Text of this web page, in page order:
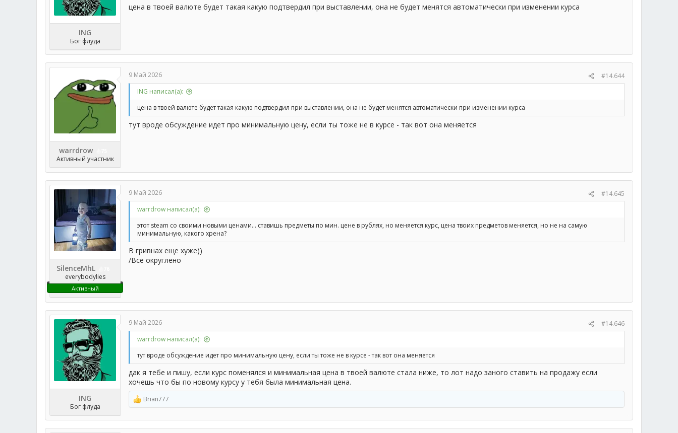
ING
Бог флуда
цена в твоей валюте будет такая какую подтвердил при выставлении, она не будет менятся автоматически при изменении курса
warrdrow
Активный участник
9 Май 2026
#14.644
ING написал(а):
цена в твоей валюте будет такая какую подтвердил при выставлении, она не будет менятся автоматически при изменении курса
тут вроде обсуждение идет про минимальную цену, если ты тоже не в курсе - так вот она меняется
SilenceMhL
everybodylies
Активный
9 Май 2026
#14.645
warrdrow написал(а):
этот steam со своими новыми ценами... ставишь предметы по мин. цене в рублях, но меняется курс, цена твоих предметов меняется, но не на самую
минимальную, какого хрена?
В гривнах еще хуже))
/Все округлено
ING
Бог флуда
9 Май 2026
#14.646
warrdrow написал(а):
тут вроде обсуждение идет про минимальную цену, если ты тоже не в курсе - так вот она меняется
дак я тебе и пишу, если курс поменялся и минимальная цена в твоей валюте стала ниже, то лот надо заного ставить на продажу если
хочешь что бы по новому курсу у тебя была минимальная цена.
Р
е
а
к
Brian777